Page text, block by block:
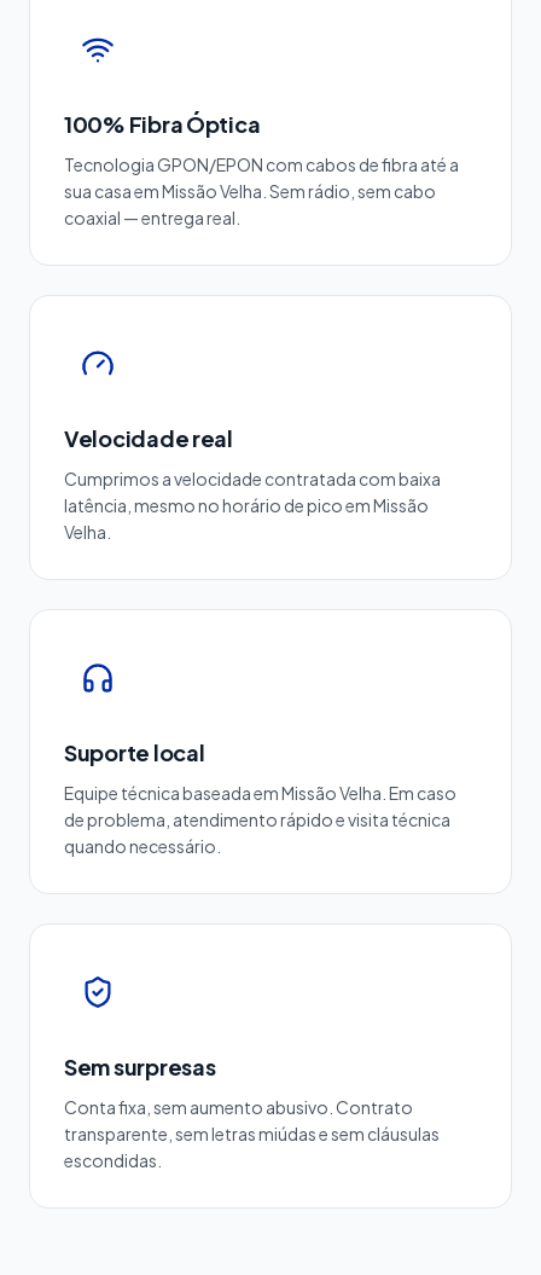
100% Fibra Óptica
Tecnologia GPON/EPON com cabos de fibra até a
sua casa em Missão Velha. Sem rádio, sem cabo
coaxial — entrega real.
Velocidade real
Cumprimos a velocidade contratada com baixa
latência, mesmo no horário de pico em Missão
Velha.
Suporte local
Equipe técnica baseada em Missão Velha. Em caso
de problema, atendimento rápido e visita técnica
quando necessário.
Sem surpresas
Conta fixa, sem aumento abusivo. Contrato
transparente, sem letras miúdas e sem cláusulas
escondidas.